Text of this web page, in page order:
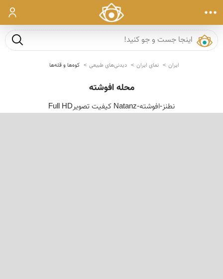
ورود
جست و
ایران نمای ایران دیدنی‌های طبیعی کوه‌ها و قله‌ها
محله افوشته
نطنز-افوشته-Natanz کیفیت تصویرFull HD